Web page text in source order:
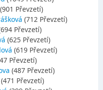
(901 Převzetí)
(712 Převzetí)
Převzetí)
(625 Převzetí)
(619 Převzetí)
Převzetí)
(487 Převzetí)
(471 Převzetí)